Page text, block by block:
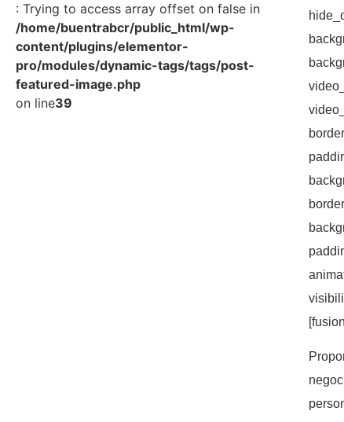
: Trying to access array offset on false in
/home/buentrabcr/public_html/wp-
content/plugins/elementor-
pro/modules/dynamic-tags/tags/post-
featured-image.php
on line39